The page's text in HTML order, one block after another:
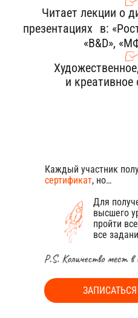
Каждый участник
сертификат, но…
Для
высшего
пройти
все
Сведения об
организации
Лицензия на осуществление
образовательной деятельности
от 27 января 2025